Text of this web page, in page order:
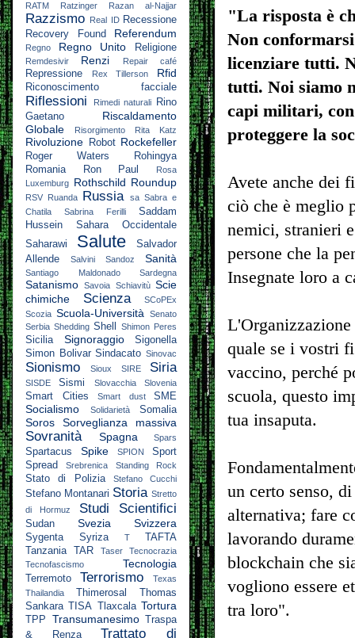
"La risposta è
Non
licenziare tutti.
tutti. Noi siamo
capi militari,
proteggere la
Avete anche dei
ciò che è meglio
nemici, stranieri
persone che la
Insegnate loro a
quale se i vostri
vaccino, perché
scuola, questo
tua insaputa.
un certo senso,
alternativa; fare
lavorando
blockchain che
vogliono essere
tra loro".
RATM Ratzinger Razan al-Najjar
Razzismo Real ID Recessione
Recovery Found
Referendum
Regno Regno Unito Religione
Remdesivir Renzi Repair café
Repressione Rex Tillerson Rfid
Riconoscimento facciale
Riflessioni Rimedi naturali
Rino
Gaetano
Riscaldamento
Globale
Risorgimento Rita Katz
Rivoluzione Robot Rockefeller
Roger Waters
Rohingya
Romania
Ron Paul
Rosa
Luxemburg Rothschild Roundup
RSV Ruanda Russia sa Sabra e
Chatila
Sabrina Ferilli
Saddam
Hussein
Sahara Occidentale
Saharawi
Salute
Salvador
Allende
Salvini Sandoz Sanità
Santiago Maldonado Sardegna
Satanismo Savoia Schiavitù Scie
chimiche
Scienza
SCoPEx
Scozia Scuola-Università
Senato
Serbia Shedding Shell Shimon Peres
Sicilia Signoraggio
Sigonella
Simon Bolivar Sindacato Sinovac
Sionismo Sioux SIRE Siria
SISDE Sismi Slovacchia Slovenia
Smart Cities Smart dust SME
Socialismo Solidarietà Somalia
Soros Sorveglianza massiva
Sovranità Spagna Spars
Spartacus Spike SPION
Sport
Spread
Srebrenica Standing Rock
Stato di Polizia Stefano Cucchi
Stefano Montanari Storia Stretto
di Hormuz
Studi Scientifici
Sudan Svezia Svizzera
Sygenta Syriza T
TAFTA
Tanzania
TAR Taser
Tecnocrazia
Tecnofascismo
Tecnologia
Terremoto Terrorismo
Texas
Thailandia
Thimerosal
Thomas
Sankara
TISA Tlaxcala Tortura
TPP Transumanesimo
Traspa
& Renza
Trattato di